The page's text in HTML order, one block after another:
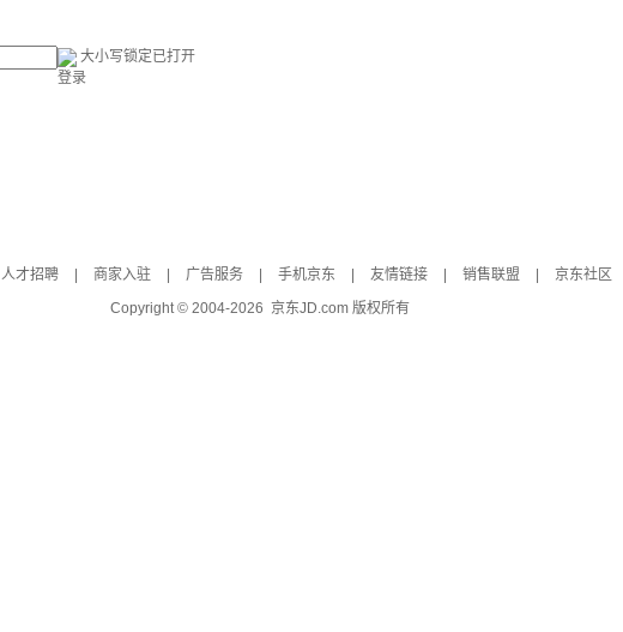
大小写锁定已打开
登录
人才招聘 商家入驻 广告服务 手机京东 友情链接 销售联盟 京东社区
Copyright © 2004-2026 京东JD.com 版权所有